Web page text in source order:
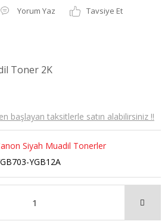
Yorum Yaz
Tavsiye Et
Toner 2K
başlayan taksitlerle satın alabilirsiniz !!
Siyah Muadil Tonerler
YGB12A